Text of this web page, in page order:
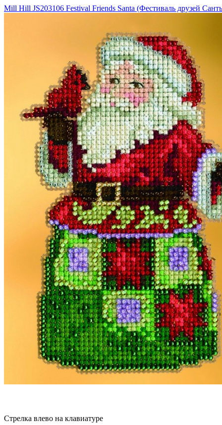
Mill Hill JS203106 Festival Friends Santa (Фестиваль друзей
Стрелка влево на клавиатуре